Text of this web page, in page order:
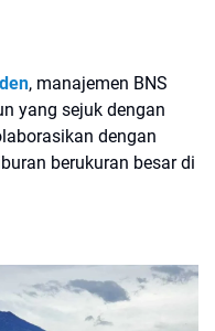
, manajemen BNS
yang sejuk dengan
dengan
berukuran besar di